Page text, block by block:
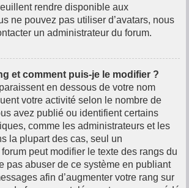
rendre disponible aux
ne pouvez pas utiliser d’avatars, nous
un administrateur du forum.
et comment puis-je le modifier ?
en dessous de votre nom
votre activité selon le nombre de
avez publié ou identifient certains
comme les administrateurs et les
la plupart des cas, seul un
peut modifier le texte des rangs du
pas abuser de ce système en publiant
afin d’augmenter votre rang sur